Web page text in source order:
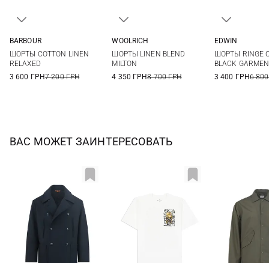
XXL
BARBOUR
ШОРТЫ COTTON LINEN
RELAXED
3 600 ГРН7 200 ГРН
WOOLRICH
ШОРТЫ LINEN BLEND
MILTON
4 350 ГРН8 700 ГРН
XXL
EDWIN
ШОРТЫ RINGE
BLACK
3 400 ГРН6
ВАС МОЖЕТ ЗАИНТЕРЕСОВАТЬ